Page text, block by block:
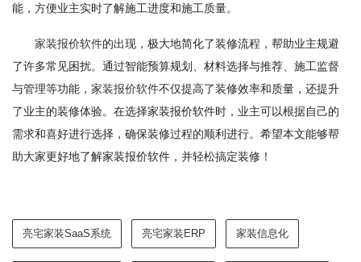
能，方便业主实时了解施工进度和施工质量。
家装报价软件的出现，极大地简化了装修流程，帮助业主规避
了许多常见困扰。通过智能预算规划、材料选择与推荐、施工监督
与管理等功能， 家装报价软件不仅提高了装修效率和质量，还提升
了业主的装修体验。在选择家装报价软件时，业主可以根据自己的
需求和喜好进行选择，确保装修过程的顺利进行。希望本文能够帮
助大家更好地了解家装报价软件，并轻松搞定装修！
亮宅家装SaaS系统 亮宅家装ERP 家装信息化